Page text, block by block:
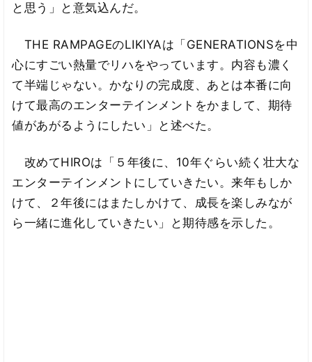
と思う」と意気込んだ。
THE RAMPAGEのLIKIYAは「GENERATIONSを中
心にすごい熱量でリハをやっています。内容も濃く
て半端じゃない。かなりの完成度、あとは本番に向
けて最高のエンターテインメントをかまして、期待
値があがるようにしたい」と述べた。
改めてHIROは「５年後に、10年ぐらい続く壮大な
エンターテインメントにしていきたい。来年もしか
けて、２年後にはまたしかけて、成長を楽しみなが
ら一緒に進化していきたい」と期待感を示した。